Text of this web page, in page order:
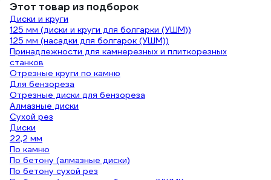
Этот товар из подборок
Диски и круги
125 мм (диски и круги для болгарки (УШМ))
125 мм (насадки для болгарок (УШМ))
Принадлежности для камнерезных и плиткорезных
станков
Отрезные круги по камню
Для бензореза
Отрезные диски для бензореза
Алмазные диски
Сухой рез
Диски
22,2 мм
По камню
По бетону (алмазные диски)
По бетону сухой рез